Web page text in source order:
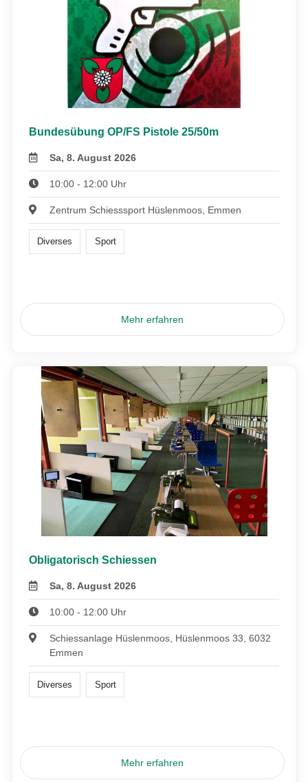
Bundesübung OP/FS Pistole 25/50m
Sa, 8. August 2026
10:00 - 12:00 Uhr
Zentrum Schiesssport Hüslenmoos, Emmen
Diverses Sport
Mehr erfahren
Obligatorisch Schiessen
Sa, 8. August 2026
10:00 - 12:00 Uhr
Schiessanlage Hüslenmoos, Hüslenmoos 33, 6032
Emmen
Diverses Sport
Mehr erfahren